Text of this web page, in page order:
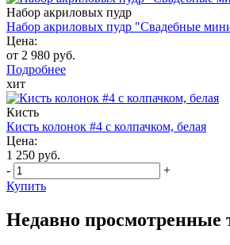
Набор акриловых пудр
Набор акриловых пудр "Свадебные
Цена:
от 2 980 руб.
Подробнее
хит
Кисть
Кисть колонок #4 с колпачком, белая
Цена:
1 250 руб.
-
+
Купить
Недавно просмотренные